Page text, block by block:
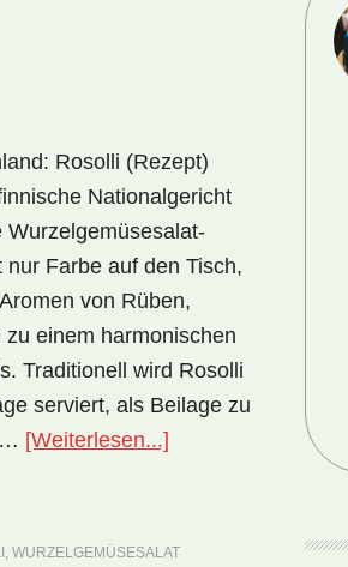
Rosolli (Rezept)
Nationalgericht
Wurzelgemüsesalat-
Farbe auf den Tisch,
von Rüben,
einem harmonischen
Traditionell wird Rosolli
serviert, als Beilage zu
… [Weiterlesen...] ÜberNationalgericht
(Rezept)
, WURZELGEMÜSESALAT